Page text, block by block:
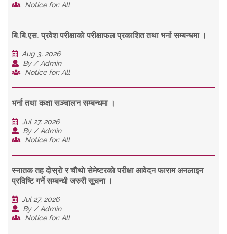
Notice for: All
बि.बि.एस. प्रवेश परीक्षाकाे परीक्षाफल प्रकाशित तथा भर्ना सम्बन्धमा ।
Aug 3, 2026
By / Admin
Notice for: All
भर्ना तथा कक्षा सञ्चालन सम्बन्धमा ।
Jul 27, 2026
By / Admin
Notice for: All
स्नातक तह दाेस्राे र चाैथाे सेमेष्टरकाे परीक्षा आवेदन फाराम अनलाइन
प्रविष्टि गर्ने सम्बन्धी जरुरी सूचना ।
Jul 27, 2026
By / Admin
Notice for: All